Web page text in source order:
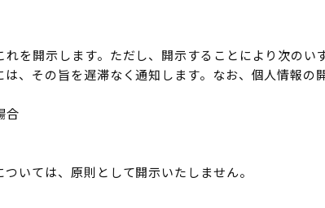
を開示します。ただし、開示することにより次のい
、その旨を遅滞なく通知します。なお、個人情報の
合
いては、原則として開示いたしません。